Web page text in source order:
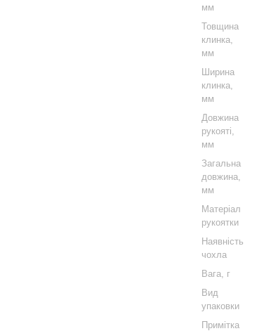
мм
Товщина
клинка,
мм
Ширина
клинка,
мм
Довжина
рукояті,
мм
Загальна
довжина,
мм
Матеріал
рукоятки
Наявність
чохла
Вага, г
Вид
упаковки
Примітка